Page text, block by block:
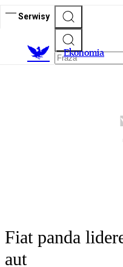
Serwisy
Ekonomia
Fiat panda
aut